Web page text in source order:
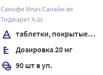
пленочной оболочкой
Санофи Илач Санайи ве
Тиджарет А.Ш
таблетки, покрытые пленочной оболочкой
Дозировка 20 мг
90 шт в уп.